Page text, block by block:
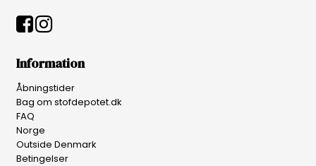
Information
Åbningstider
Bag om stofdepotet.dk
FAQ
Norge
Outside Denmark
Betingelser